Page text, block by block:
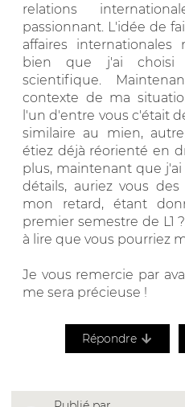
relations
passionnant. L'idée de
affaires
bien que j'ai choisi
scientifique.
contexte de ma
l'un d'entre vous c'était
similaire au mien,
étiez déjà réorienté en
plus, maintenant que
détails, auriez vous
mon retard, étant
premier semestre de L1
à lire que vous pourriez
Je vous remercie par
me sera précieuse !
Répondre